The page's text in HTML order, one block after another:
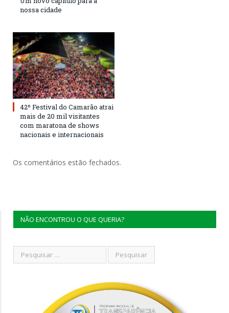
nossa cidade
42º Festival do Camarão atrai
mais de 20 mil visitantes
com maratona de shows
nacionais e internacionais
Os comentários estão fechados.
NÃO ENCONTROU O QUE QUERIA?